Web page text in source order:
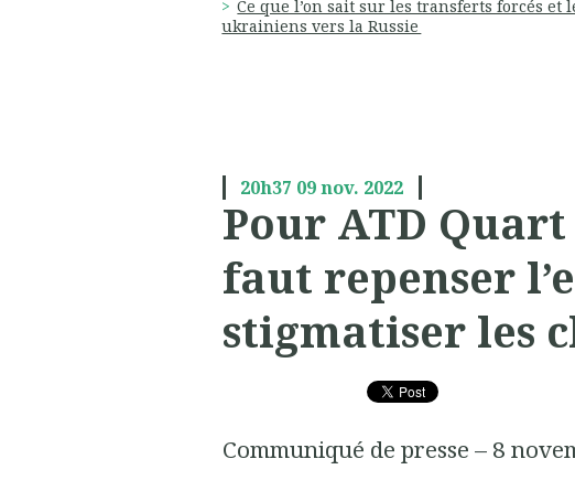
Ce que l’on sait sur les transferts forcés et
ukrainiens vers la Russie
20h37 09nov. 2022
Pour ATD
faut repenser
stigmatiser les
Communiqué de presse – 8